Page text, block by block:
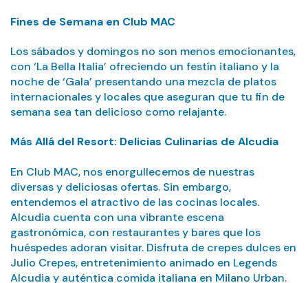
Fines de Semana en Club MAC
Los sábados y domingos no son menos emocionantes,
con ‘La Bella Italia’ ofreciendo un festín italiano y la
noche de ‘Gala’ presentando una mezcla de platos
internacionales y locales que aseguran que tu fin de
semana sea tan delicioso como relajante.
Más Allá del Resort: Delicias Culinarias de Alcudia
En Club MAC, nos enorgullecemos de nuestras
diversas y deliciosas ofertas. Sin embargo,
entendemos el atractivo de las cocinas locales.
Alcudia cuenta con una vibrante escena
gastronómica, con restaurantes y bares que los
huéspedes adoran visitar. Disfruta de crepes dulces en
Julio Crepes, entretenimiento animado en Legends
Alcudia y auténtica comida italiana en Milano Urban.